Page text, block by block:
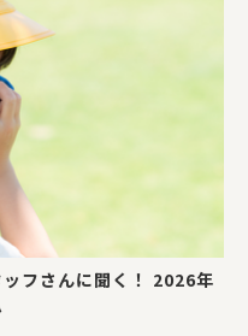
ッフさんに聞く！ 2026年